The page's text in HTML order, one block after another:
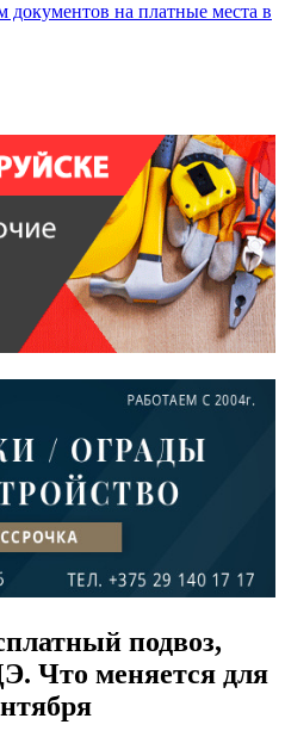
документов на платные места в
подвоз,
Что меняется для